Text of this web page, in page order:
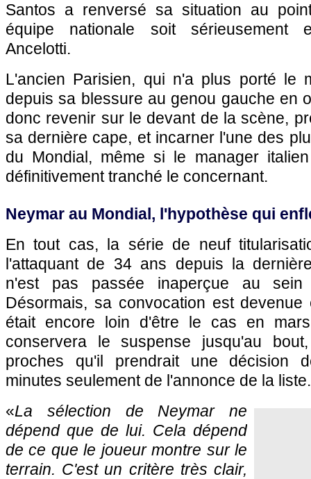
Santos a renversé sa situation au
équipe nationale soit sérieusement
Ancelotti.
L'ancien Parisien, qui n'a plus porté le
depuis sa blessure au genou gauche en
donc revenir sur le devant de la scène,
sa dernière cape, et incarner l'une des
du Mondial, même si le manager
définitivement tranché le concernant.
Neymar au Mondial, l'hypothèse qui
En tout cas, la série de neuf
l'attaquant de 34 ans depuis la
n'est pas passée inaperçue au
Désormais, sa convocation est
était encore loin d'être le cas en
conservera le suspense jusqu'au
proches qu'il prendrait une décision
minutes seulement de l'annonce de la liste.
«La sélection de Neymar ne
dépend que de lui. Cela dépend
de ce que le joueur montre sur le
terrain. C'est un critère très clair,